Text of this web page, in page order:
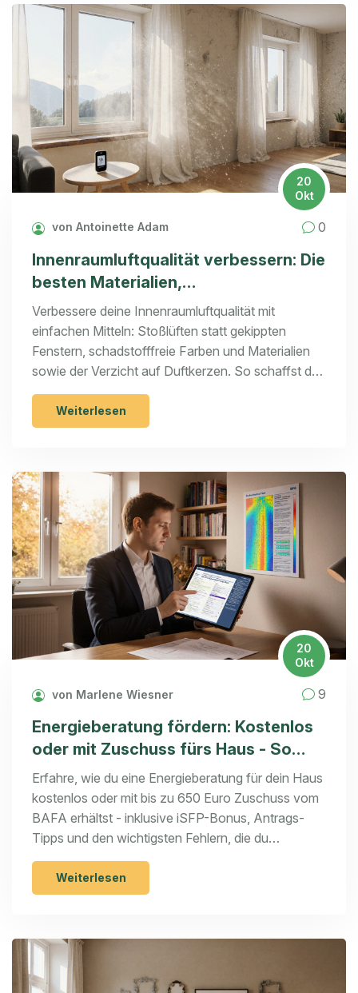
20
Okt
von Antoinette Adam 0
Innenraumluftqualität verbessern: Die
besten Materialien,
Lüftungsmethoden und Farben für
gesunde Wohnräume
Verbessere deine Innenraumluftqualität mit
einfachen Mitteln: Stoßlüften statt gekippten
Fenstern, schadstofffreie Farben und Materialien
sowie der Verzicht auf Duftkerzen. So schaffst du
ein gesünderes Zuhause - ohne teure Technik.
Weiterlesen
20
Okt
von Marlene Wiesner 9
Energieberatung fördern: Kostenlos
oder mit Zuschuss fürs Haus - So
funktioniert die BAFA-Förderung
2025
Erfahre, wie du eine Energieberatung für dein Haus
kostenlos oder mit bis zu 650 Euro Zuschuss vom
BAFA erhältst - inklusive iSFP-Bonus, Antrags-
Tipps und den wichtigsten Fehlern, die du
vermeiden musst.
Weiterlesen